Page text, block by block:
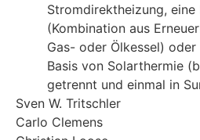
Stromdirektheizung,
(Kombination aus
Gas- oder Ölkessel)
Basis von Solarthermie
getrennt und einmal in
Sven W. Tritschler
Carlo Clemens